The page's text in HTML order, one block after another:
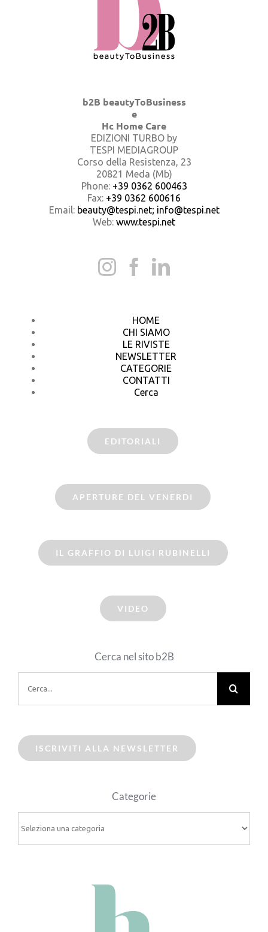
b2B beautyToBusiness
e
Hc Home Care
EDIZIONI TURBO by
TESPI MEDIAGROUP
Corso della Resistenza, 23
20821 Meda (Mb)
Phone: +39 0362 600463
Fax: +39 0362 600616
Email: beauty@tespi.net; info@tespi.net
Web: www.tespi.net
HOME
CHI SIAMO
LE RIVISTE
NEWSLETTER
CATEGORIE
CONTATTI
Cerca
EDITORIALI
APERTURE DEL VENERDI
IL GRAFFIO DI LUIGI RUBINELLI
VIDEO
Cerca nel sito b2B
per:
ISCRIVITI ALLA NEWSLETTER
Categorie